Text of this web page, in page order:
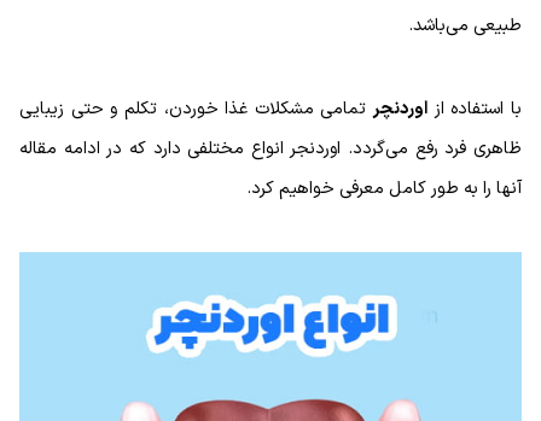
طبیعی می‌باشد.
با استفاده از اوردنچرتمامی مشکلات غذا خوردن، تکلم و حتی زیبایی
ظاهری فرد رفع می‌گردد. اوردنجر انواع مختلفی دارد که در ادامه مقاله
آنها را به طور کامل معرفی خواهیم کرد.